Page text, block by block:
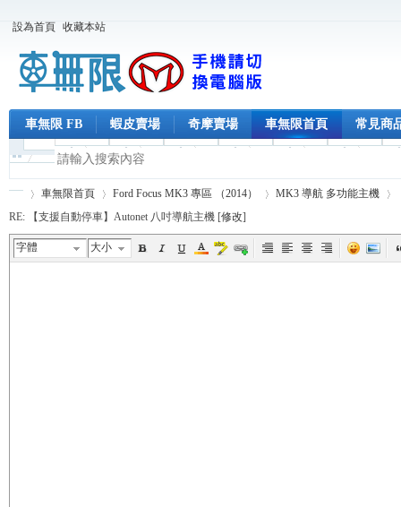
設為首頁 收藏本站
車無限 FB 蝦皮賣場 奇摩賣場 車無限首頁 常見商
車無限首頁 Ford Focus MK3 專區 （2014） MK3 導航 多功能主機
RE: 【支援自動停車】Autonet 八吋導航主機 [修改]
字體 大小